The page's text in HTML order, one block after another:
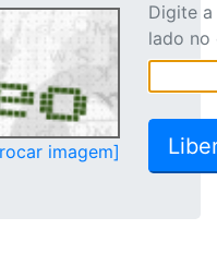
imagem]
Digite
lado no